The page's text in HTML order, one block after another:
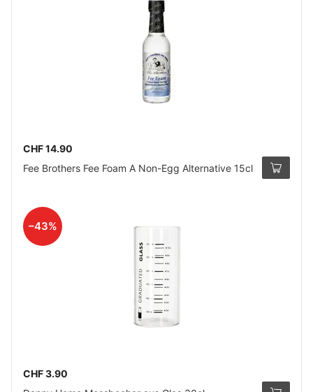
CHF 14.90
Fee Brothers Fee Foam A Non-Egg Alternative 15cl
–43%
CHF 3.90